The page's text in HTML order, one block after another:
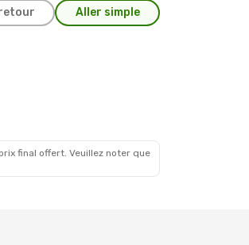
Aller simple
final offert. Veuillez noter que